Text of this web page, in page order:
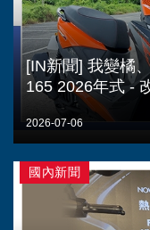
[IN新聞] 我變橘
165 2026年式 -
2026-07-06
國內新聞